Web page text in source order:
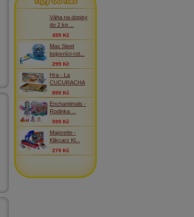
Váha na dopisy
do 2 kg ...
499 Kč
Max Steel
bojovníci-rot...
299 Kč
Hra - La
CUCURACHA
899 Kč
Enchantimals -
Rodinka ...
599 Kč
Majorette -
Klikcarz Kl...
279 Kč